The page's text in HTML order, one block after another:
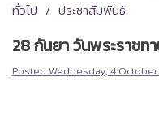
ทั่วไป
ประชาสัมพันธ์
28 กันยา วันพระราชท
Posted Wednesday, 4 October